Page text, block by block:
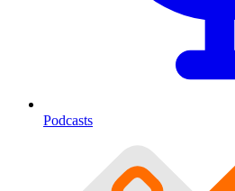
Podcasts